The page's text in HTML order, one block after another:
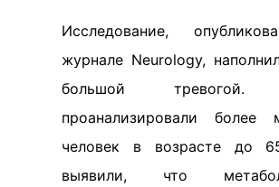
Исследование,
журнале Neurology,
большой тревогой.
проанализировали более
человек в возрасте до
выявили, что